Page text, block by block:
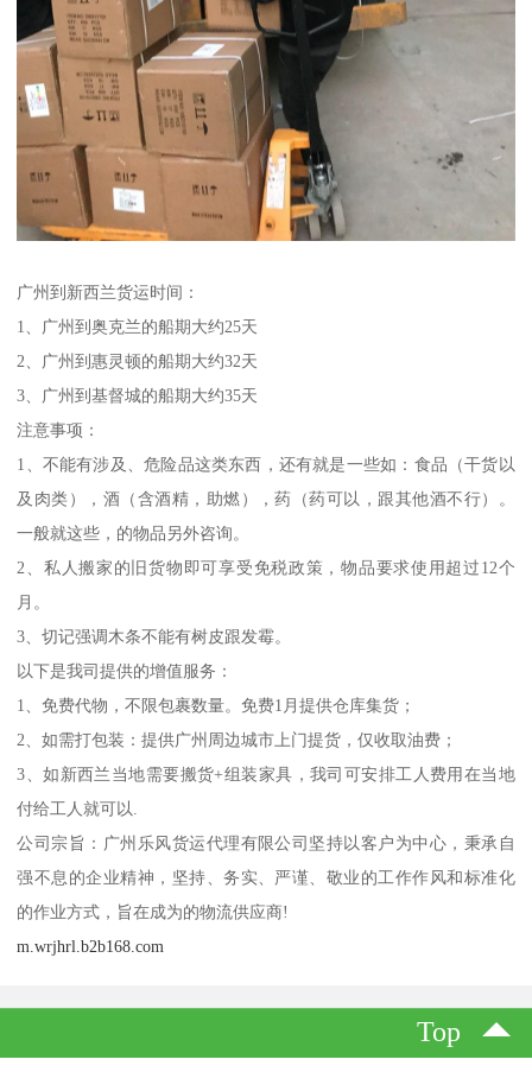
广州到新西兰货运时间：
1、广州到奥克兰的船期大约25天
2、广州到惠灵顿的船期大约32天
3、广州到基督城的船期大约35天
注意事项：
1、不能有涉及、危险品这类东西，还有就是一些如：食品（干货以
及肉类），酒（含酒精，助燃），药（药可以，跟其他酒不行）。
一般就这些，的物品另外咨询。
2、私人搬家的旧货物即可享受免税政策，物品要求使用超过12个
月。
3、切记强调木条不能有树皮跟发霉。
以下是我司提供的增值服务：
1、免费代物，不限包裹数量。免费1月提供仓库集货；
2、如需打包装：提供广州周边城市上门提货，仅收取油费；
3、如新西兰当地需要搬货+组装家具，我司可安排工人费用在当地
付给工人就可以.
公司宗旨：广州乐风货运代理有限公司坚持以客户为中心，秉承自
强不息的企业精神，坚持、务实、严谨、敬业的工作作风和标准化
的作业方式，旨在成为的物流供应商!
m.wrjhrl.b2b168.com
Top